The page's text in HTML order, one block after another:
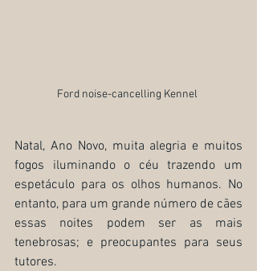
Ford noise-cancelling Kennel
Natal, Ano Novo, muita alegria e muitos
fogos iluminando o céu trazendo um
espetáculo para os olhos humanos. No
entanto, para um grande número de cães
essas noites podem ser as mais
tenebrosas; e preocupantes para seus
tutores.